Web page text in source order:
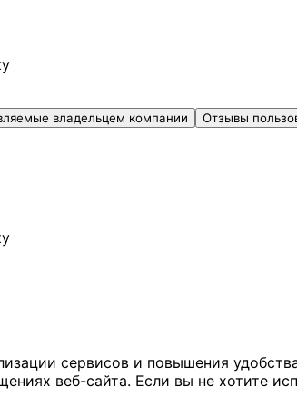
владельцем компании Отзывы
сервисов и повышения
веб-сайта. Если вы не хотите